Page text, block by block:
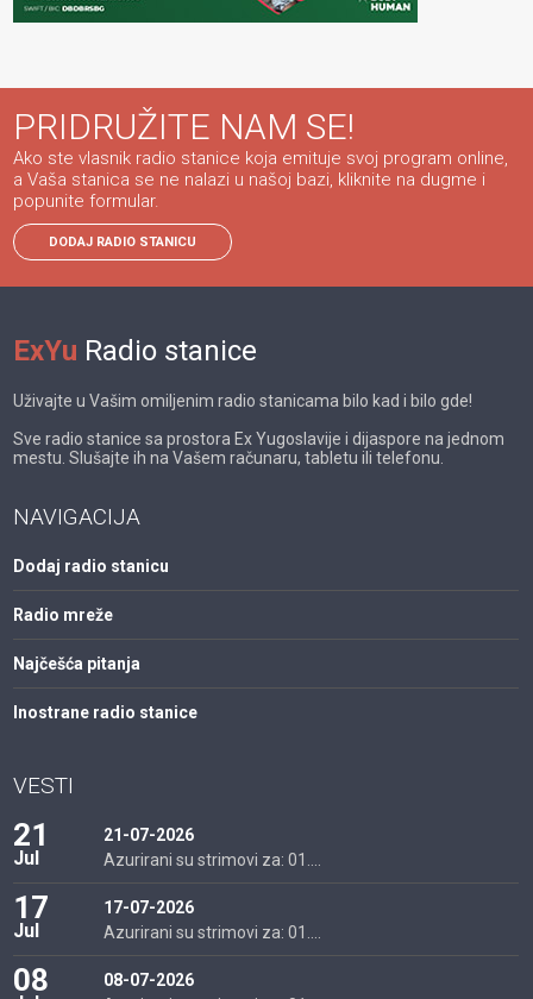
PRIDRUŽITE NAM SE!
Ako ste vlasnik radio stanice koja emituje svoj program online,
a Vaša stanica se ne nalazi u našoj bazi, kliknite na dugme i
popunite formular.
DODAJ RADIO STANICU
ExYu Radio stanice
Uživajte u Vašim omiljenim radio stanicama bilo kad i bilo gde!
Sve radio stanice sa prostora Ex Yugoslavije i dijaspore na jednom
mestu. Slušajte ih na Vašem računaru, tabletu ili telefonu.
NAVIGACIJA
Dodaj radio stanicu
Radio mreže
Najčešća pitanja
Inostrane radio stanice
VESTI
21
Jul
21-07-2026
Azurirani su strimovi za: 01....
17
Jul
17-07-2026
Azurirani su strimovi za: 01....
08
08-07-2026